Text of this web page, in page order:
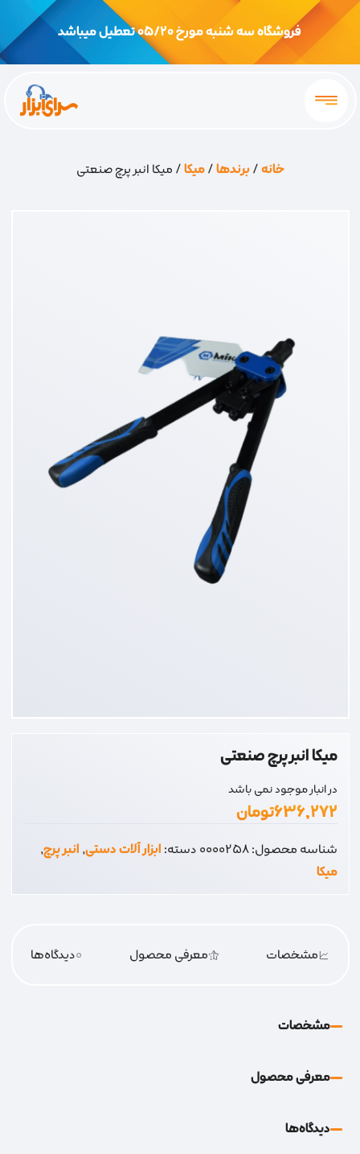
فروشگاه سه شنبه مورخ 05/20 تعطیل میباشد
خانه/برندها/میکا/ میکا انبر پرچ صنعتی
میکا انبر پرچ صنعتی
در انبار موجود نمی باشد
۶۳۶,۲۷۲تومان
شناسه محصول:0000258دسته:ابزار آلات دستی,انبر پرچ,
میکا
مشخصات معرفی محصول 0دیدگاه‌‌ها
مشخصات
معرفی محصول
دیدگاه‌‌ها